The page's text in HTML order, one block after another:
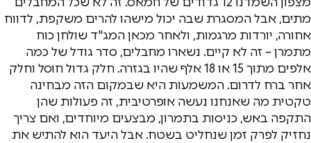
מתים, אבל המסגרת שבה יכול מישהו להרים משקפת, לדווח
אחורה, יורדות מרגמות, ולאחר מכאן המג"ד שולחן כוח
מתמרן – זה לא קיים. נשארו מחבלים, סדר גודל של כמה
אלפים מתוך 15 או 18 אלף שהיו בגזרה. חלק גדול חוסל וחלק
אחר ברח לדרום. המשמעות היא שבמקום הזה מבחינה
טקטית מה שאנחנו נעשה אופרטיבית, זה פעולות שהן
התקפה באש, כניסות בתמרון, מבצעים מיוחדים, ואם צריך
נחזיק לפרק זמן שנחליט בשטח. אבל היעד הוא להתיש את